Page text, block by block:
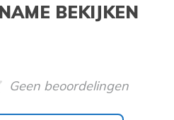
BEKIJKEN
Geen beoordelingen